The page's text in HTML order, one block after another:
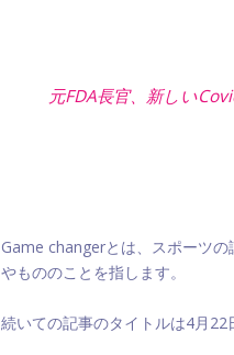
元FDA長官、新しい
Game changerとは、スポーツ
やもののことを指します。
続いての記事のタイトルは4月22